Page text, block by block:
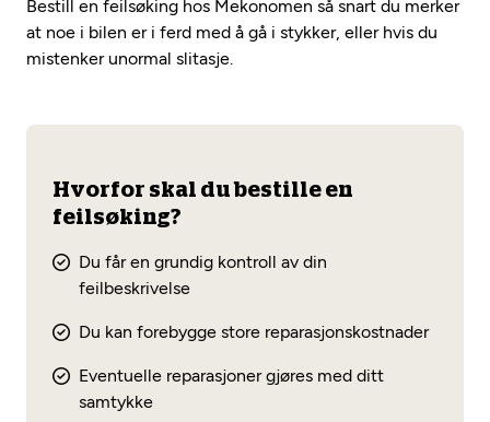
Bestill en feilsøking hos Mekonomen så snart du merker
at noe i bilen er i ferd med å gå i stykker, eller hvis du
mistenker unormal slitasje.
Hvorfor skal du bestille en
feilsøking?
Du får en grundig kontroll av din
feilbeskrivelse
Du kan forebygge store reparasjonskostnader
Eventuelle reparasjoner gjøres med ditt
samtykke